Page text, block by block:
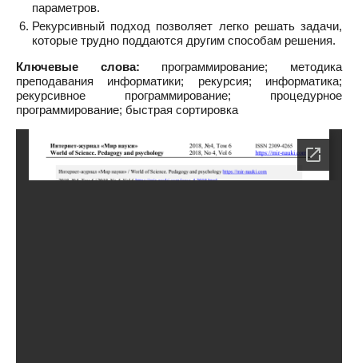
параметров.
Рекурсивный подход позволяет легко решать задачи,
которые трудно поддаются другим способам решения.
Ключевые слова: программирование; методика
преподавания информатики; рекурсия; информатика;
рекурсивное программирование; процедурное
программирование; быстрая сортировка